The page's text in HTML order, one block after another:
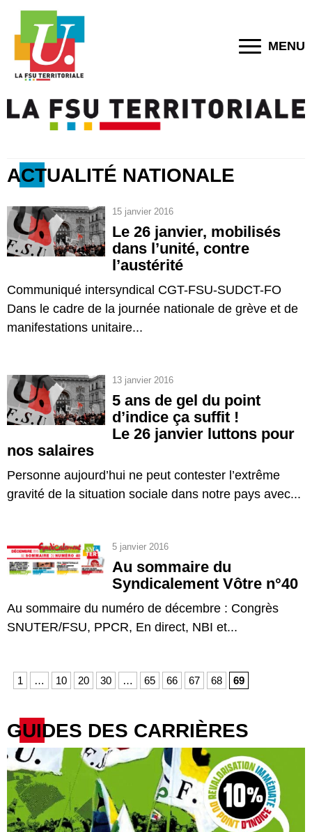
MENU
ACTUALITÉ NATIONALE
15 janvier 2016
Le 26 janvier, mobilisés
dans l’unité, contre
l’austérité
Communiqué intersyndical CGT-FSU-SUDCT-FO
Dans le cadre de la journée nationale de grève et de
manifestations unitaire...
13 janvier 2016
5 ans de gel du point
d’indice ça suffit !
Le 26 janvier luttons pour
nos salaires
Personne aujourd’hui ne peut contester l’extrême
gravité de la situation sociale dans notre pays avec...
5 janvier 2016
Au sommaire du
Syndicalement Vôtre n°40
Au sommaire du numéro de décembre : Congrès
SNUTER/FSU, PPCR, En direct, NBI et...
1 … 10 20 30 … 65 66 67 68 69
GUIDES DES CARRIÈRES